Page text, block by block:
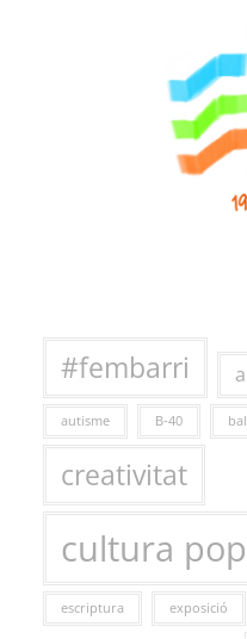
#fembarri
autisme B-40
creativitat
cultura
escriptura exposició